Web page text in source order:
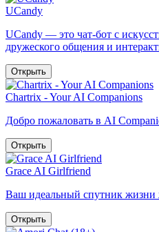
UCandy
UCandy — это чат-бот с
дружеского общения и
Открыть
Chartrix - Your AI Companions
Добро пожаловать в AI
Открыть
Grace AI Girlfriend
Ваш идеальный спутник жизни
Открыть